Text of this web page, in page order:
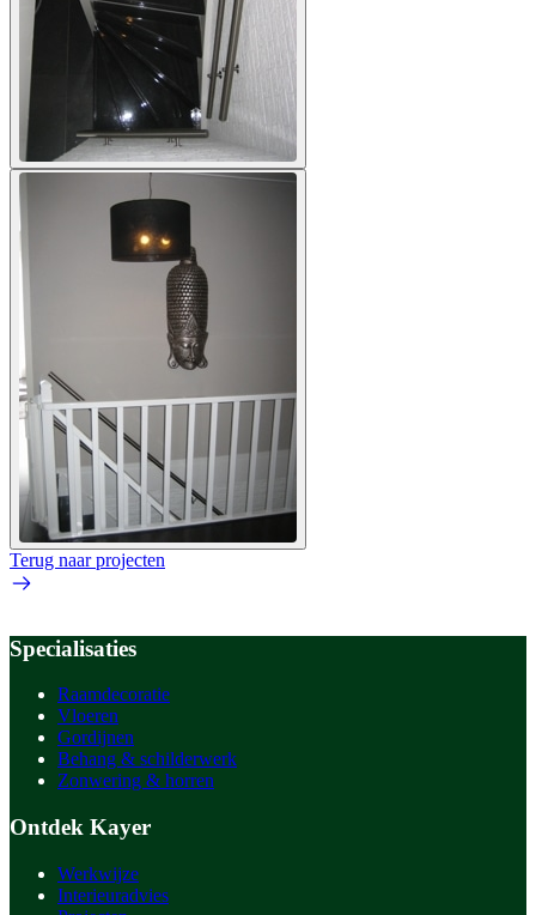
Terug naar projecten
Specialisaties
Raamdecoratie
Vloeren
Gordijnen
Behang & schilderwerk
Zonwering & horren
Ontdek Kayer
Werkwijze
Interieuradvies